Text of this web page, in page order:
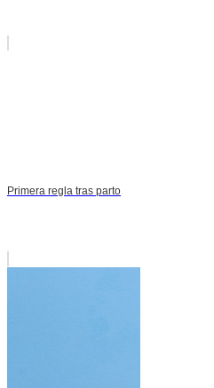
Primera regla tras parto